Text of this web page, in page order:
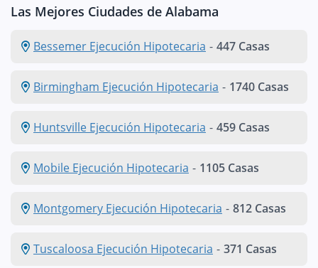
Las Mejores Ciudades de Alabama
Bessemer Ejecución Hipotecaria - 447 Casas
Birmingham Ejecución Hipotecaria - 1740 Casas
Huntsville Ejecución Hipotecaria - 459 Casas
Mobile Ejecución Hipotecaria - 1105 Casas
Montgomery Ejecución Hipotecaria - 812 Casas
Tuscaloosa Ejecución Hipotecaria - 371 Casas